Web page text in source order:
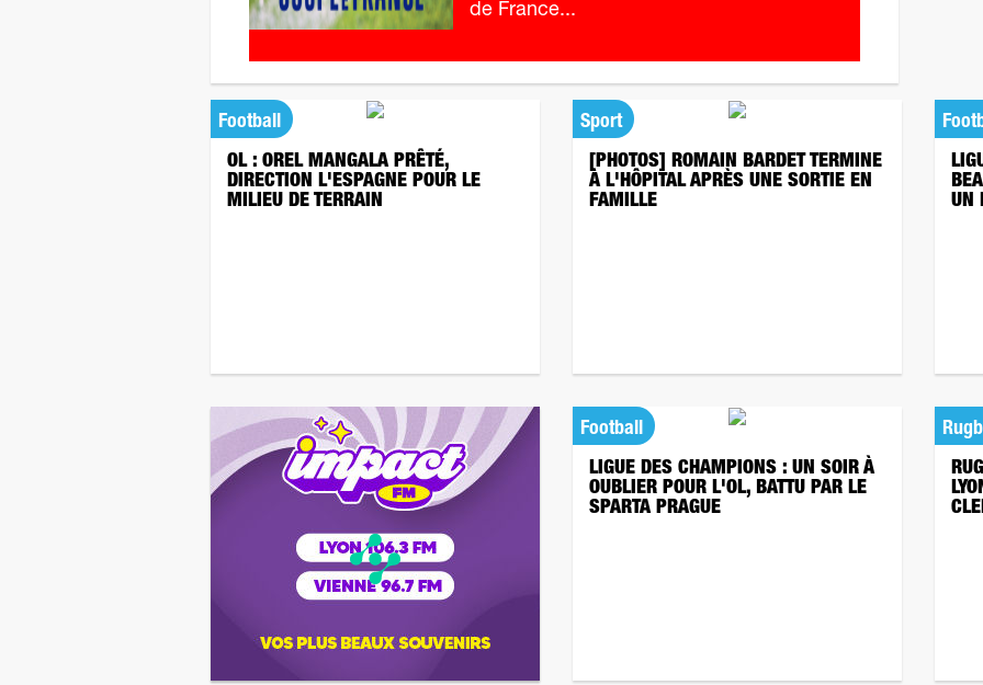
de France...
Football
OL : OREL MANGALA PRÊTÉ,
DIRECTION L'ESPAGNE POUR LE
MILIEU DE TERRAIN
Sport
[PHOTOS] ROMAIN BARDET TERMINE
À L'HÔPITAL APRÈS UNE SORTIE EN
FAMILLE
UN
Football
LIGUE DES CHAMPIONS : UN SOIR À
OUBLIER POUR L'OL, BATTU PAR LE
SPARTA PRAGUE